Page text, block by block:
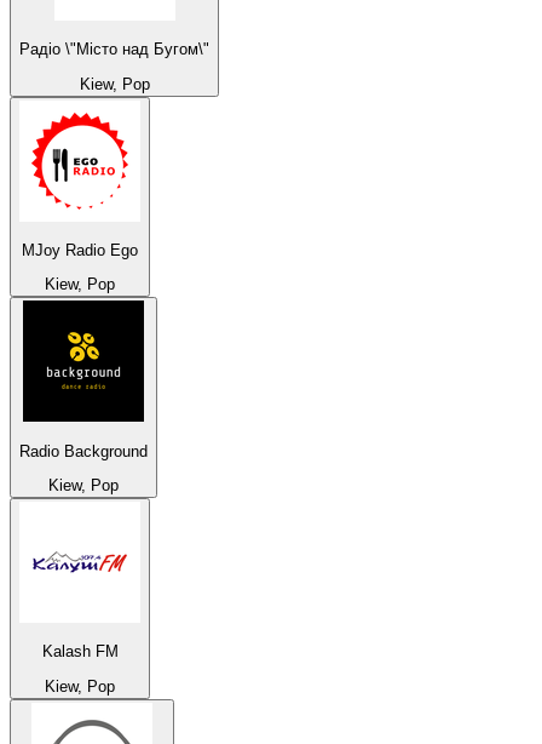
Радіо \"Місто над Бугом\"
Kiew, Pop
MJoy Radio Ego
Kiew, Pop
Radio Background
Kiew, Pop
Kalash FM
Kiew, Pop